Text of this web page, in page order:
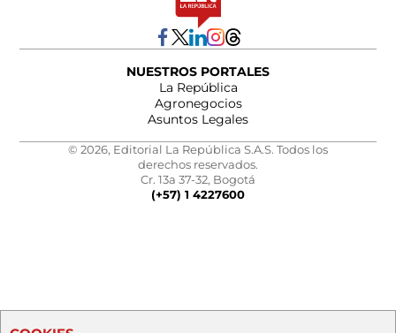
NUESTROS PORTALES
La República
Agronegocios
Asuntos Legales
© 2026, Editorial La República S.A.S. Todos los
derechos reservados.
Cr. 13a 37-32, Bogotá
(+57) 1 4227600